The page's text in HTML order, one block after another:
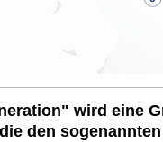
wird eine
den